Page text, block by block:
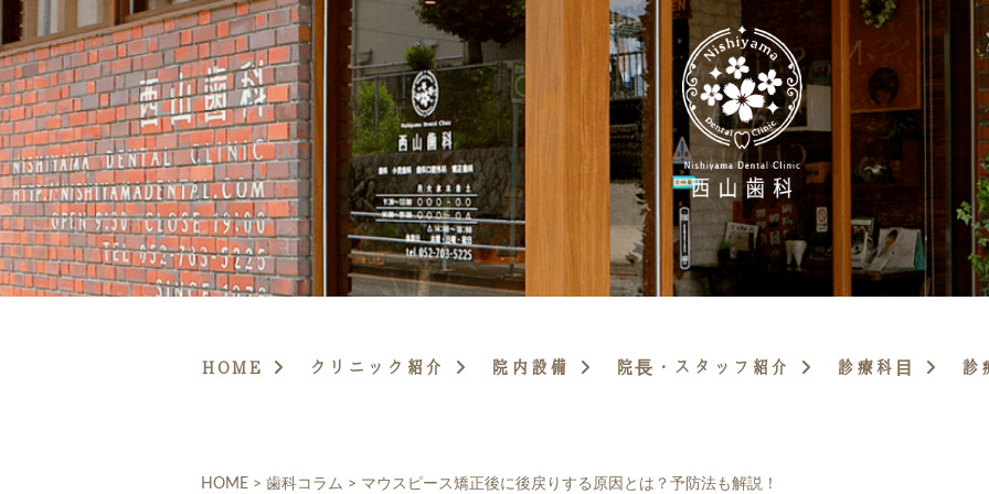
HOME クリニック紹介 院内設備 院長・スタッフ紹介 診療科目 診
HOME > 歯科コラム > マウスピース矯正後に後戻りする原因とは？予防法も解説！